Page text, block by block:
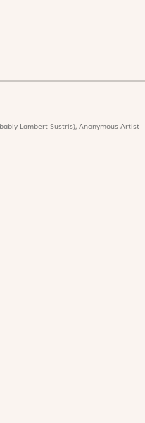
Lambert Sustris), Anonymous